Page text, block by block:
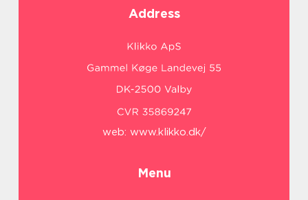
Address
web: www.klikko.dk/
Menu